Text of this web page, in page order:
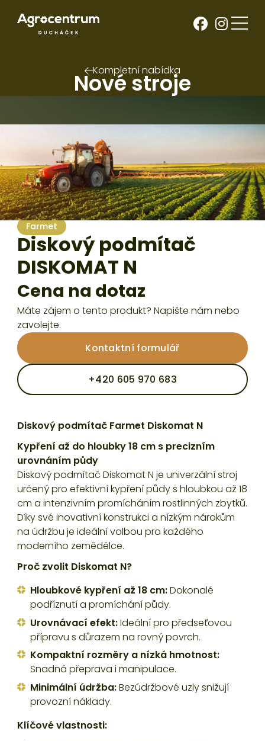
Kompletní nabídka
Nové stroje
Diskové podmítače
Zpracování půdy
Farmet
Diskový podmítač
DISKOMAT N
Cena na dotaz
Máte zájem o tento produkt? Napište nám nebo
zavolejte.
Kontaktní formulář
+420 605 970 683
Diskový podmítač Farmet Diskomat N
Kypření až do hloubky 18 cm s precizním
urovnáním půdy
Diskový podmítač Diskomat N je univerzální stroj
určený pro efektivní kypření půdy s hloubkou až 18
cm a intenzivním promícháním rostlinných zbytků.
Díky své inovativní konstrukci a nízkým nárokům
na údržbu je ideální volbou pro každého
moderního zemědělce.
Proč zvolit Diskomat N?
Hloubkové kypření až 18 cm:Dokonalé
podříznutí a promíchání půdy.
Urovnávací efekt:Ideální pro předseťovou
přípravu s důrazem na rovný povrch.
Kompaktní rozměry a nízká hmotnost:
Snadná přeprava i manipulace.
Minimální údržba:Bezúdržbové uzly snižují
provozní náklady.
Klíčové vlastnosti: